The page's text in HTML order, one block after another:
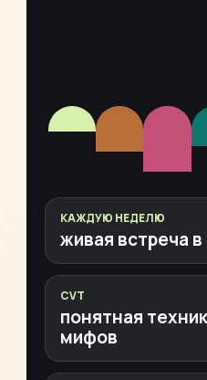
КАЖДУЮ НЕДЕЛЮ
живая встреча
CVT
понятная
мифов